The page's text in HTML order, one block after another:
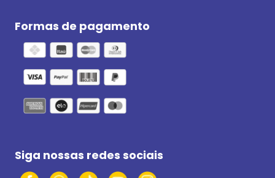
Formas de pagamento
Siga nossas redes sociais